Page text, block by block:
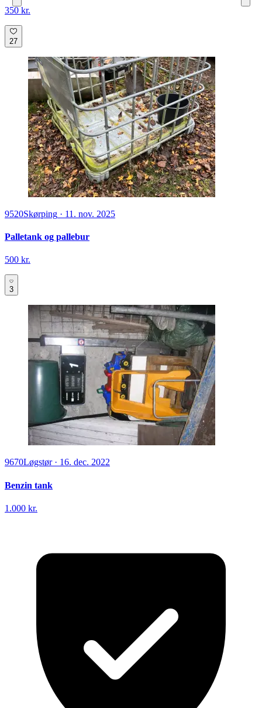
350 kr.
27
9520Skørping · 11. nov. 2025
Palletank og pallebur
500 kr.
3
9670Løgstør· 16. dec. 2022
Benzin tank
1.000 kr.